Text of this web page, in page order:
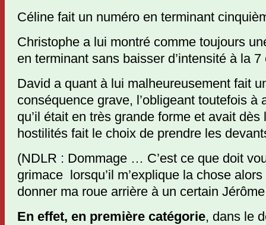
Céline fait un numéro en terminant
Christophe a lui montré comme toujours
en terminant sans baisser d’intensité à la
David a quant à lui malheureusement fait
conséquence grave, l’obligeant toutefois à
qu’il était en très grande forme et avait dès
hostilités fait le choix de prendre les
(NDLR : Dommage … C’est ce que doit
grimace lorsqu’il m’explique la chose
donner ma roue arrière à un certain
En effet, en première catégorie, dans le